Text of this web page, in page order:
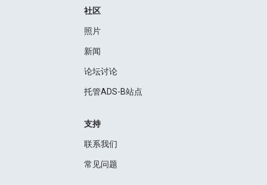
社区
照片
新闻
论坛讨论
托管ADS-B站点
支持
联系我们
常见问题